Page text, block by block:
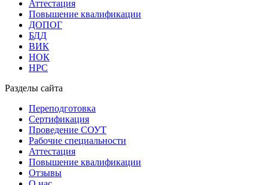
Аттестация
Повышение квалификации
ДОПОГ
БДД
ВИК
НОК
НРС
Разделы сайта
Переподготовка
Сертификация
Проведение СОУТ
Рабочие специальности
Аттестация
Повышение квалификации
Отзывы